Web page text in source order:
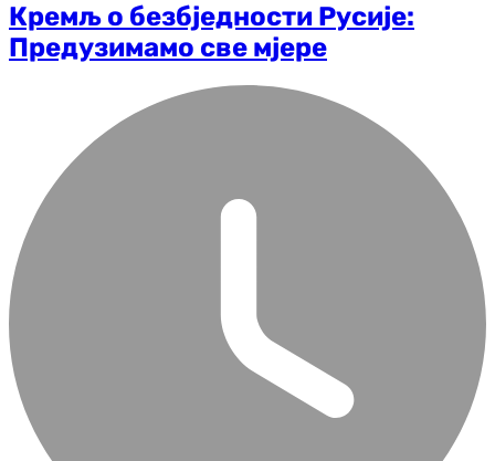
Кремљ о безбједности Русије:
Предузимамо све мјере